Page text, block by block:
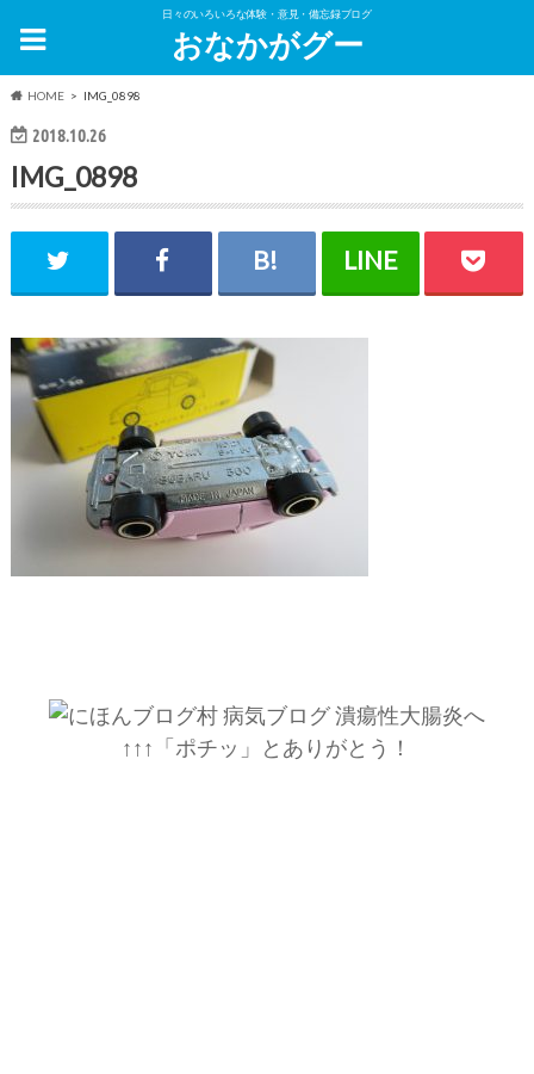
日々のいろいろな体験・意見・備忘録ブログ
おなかがグー
HOME IMG_0898
2018.10.26
IMG_0898
↑↑↑「ポチッ」とありがとう！